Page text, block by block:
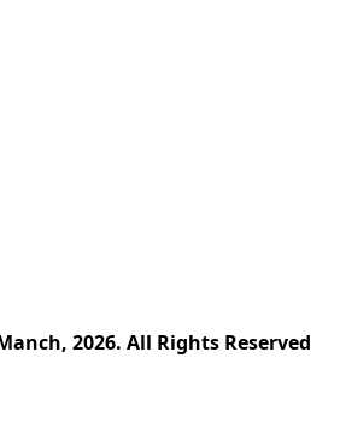
2026. All Rights Reserved